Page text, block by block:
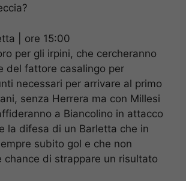
| ore 15:00
per gli irpini, che cercheranno
del fattore casalingo per
necessari per arrivare al primo
senza Herrera ma con Millesi
a Biancolino in attacco
la difesa di un Barletta che in
subito gol e che non
chance di strappare un risultato